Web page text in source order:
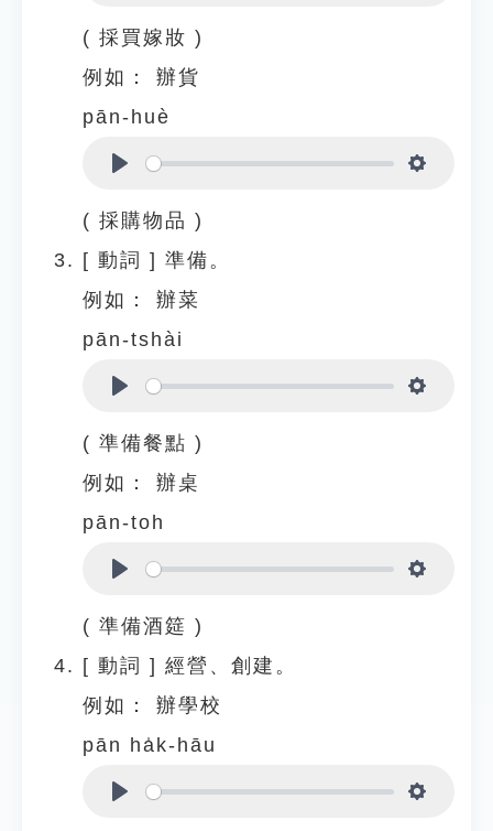
( 採買嫁妝 )
例如：
辦貨
pān-huè
( 採購物品 )
[ 動詞 ] 準備。
例如：
辦菜
pān-tshài
( 準備餐點 )
例如：
辦桌
pān-toh
( 準備酒筵 )
[ 動詞 ] 經營、創建。
例如：
辦學校
pān ha̍k-hāu